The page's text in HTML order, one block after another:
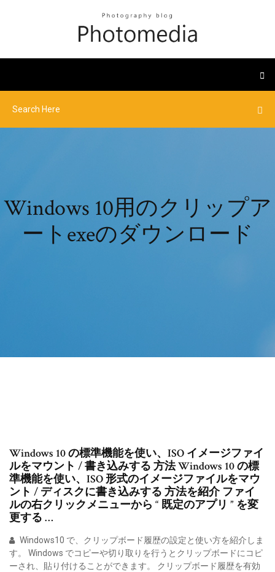
Windows 10用のクリップア
ートexeのダウンロード
Windows 10 の標準機能を使い、ISO イメージファイ
ルをマウント / 書き込みする 方法 Windows 10 の標
準機能を使い、ISO 形式のイメージファイルをマウ
ント / ディスクに書き込みする 方法を紹介 ファイ
ルの右クリックメニューから “ 既定のアプリ ” を変
更する …
Windows10 で、クリップボード履歴の設定と使い方を紹介しま
す。 Windows でコピーや切り取りを行うとクリップボードにコピ
ーされ、貼り付けることができます。 クリップボード履歴を有効